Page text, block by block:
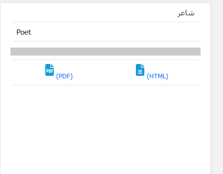
شاعر
Poet
(PDF) (HTML)